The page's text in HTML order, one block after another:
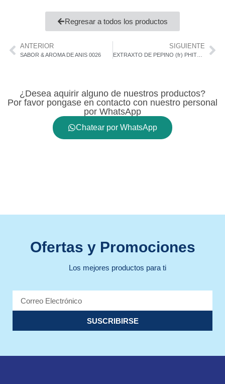
Regresar a todos los productos
ANTERIOR
SABOR & AROMA DE ANIS 0026
SIGUIENTE
EXTRAXTO DE PEPINO (fr) PHITOEX-P CUCUMIS SATIVUS
¿Desea aquirir alguno de nuestros productos?
Por favor pongase en contacto con nuestro personal
por WhatsApp
Chatear por WhatsApp
Ofertas y Promociones
Los mejores productos para ti
SUSCRIBIRSE